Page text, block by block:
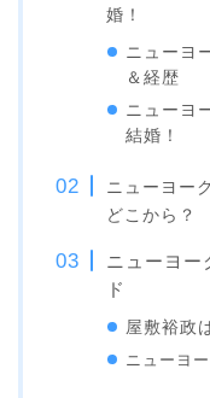
婚！
ニューヨ
＆経歴
ニューヨ
結婚！
ニューヨー
どこから？
ニューヨー
ド
屋敷裕政
ニューヨ